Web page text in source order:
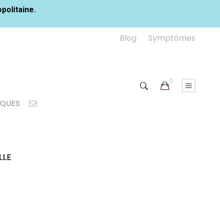
Blog Symptômes
0